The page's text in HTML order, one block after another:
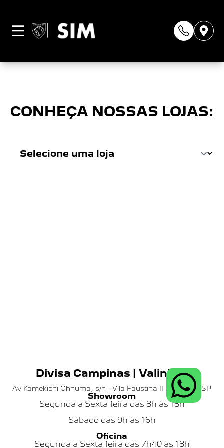
Página não
CONHEÇA NOSSAS LOJAS:
Divisa Campinas | Valinhos
Av Kamekichi Ohnuma, s/n - Vila Faustina II - Valinhos SP
Showroom
Segunda a Sexta-feira das 8h às 18h
Sábado das 9h às 16h
Oficina
Segunda a Sexta-feira das 7h40 às 18h